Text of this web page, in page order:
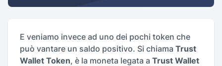
E veniamo invece ad uno dei pochi token che
può vantare un saldo positivo. Si chiama Trust
Wallet Token, è la moneta legata a Trust Wallet